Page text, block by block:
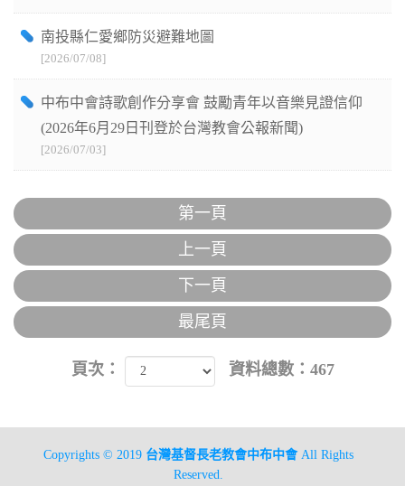
南投縣仁愛鄉防災避難地圖
[2026/07/08]
中布中會詩歌創作分享會 鼓勵青年以音樂見證信仰
(2026年6月29日刊登於台灣教會公報新聞)
[2026/07/03]
第一頁
上一頁
下一頁
最尾頁
頁次： 資料總數：467
Copyrights © 2019 台灣基督長老教會中布中會All Rights
Reserved.